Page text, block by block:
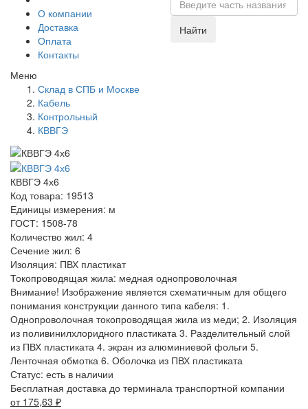
О компании
Доставка
Оплата
Контакты
Найти
Меню
Склад в СПБ и Москве
Кабель
Контрольный
КВВГЭ
КВВГЭ 4х6
Код товара: 19513
Единицы измерения: м
ГОСТ: 1508-78
Количество жил: 4
Сечение жил: 6
Изоляция: ПВХ пластикат
Токопроводящая жила: медная однопроволочная
Внимание! Изображение является схематичным для общего
понимания конструкции данного типа кабеля: 1.
Однопроволочная токопроводящая жила из меди; 2. Изоляция
из поливинилхлоридного пластиката 3. Разделительный слой
из ПВХ пластиката 4. экран из алюминиевой фольги 5.
Ленточная обмотка 6. Оболочка из ПВХ пластиката
Статус: есть в наличии
Бесплатная доставка до терминала транспортной компании
от 175,63 ₽